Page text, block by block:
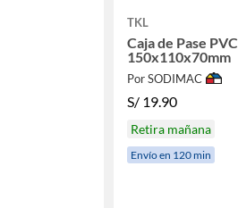
TKL
Caja de Pase PVC
150x110x70mm
Por SODIMAC
S/ 19.90
Retira mañana
Envío en 120 min